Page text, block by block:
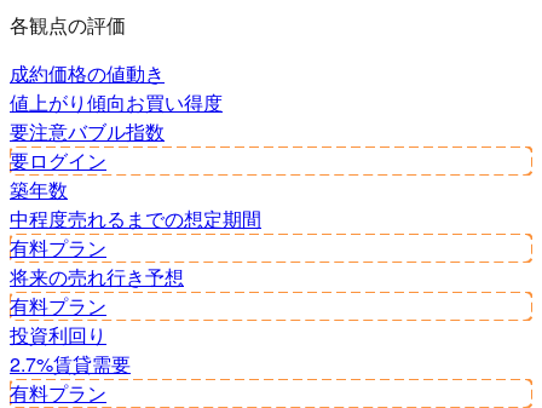
各観点の評価
成約価格の値動き
値上がり傾向お買い得度
要注意バブル指数
要ログイン
築年数
中程度売れるまでの想定期間
有料プラン
将来の売れ行き予想
有料プラン
投資利回り
2.7%賃貸需要
有料プラン